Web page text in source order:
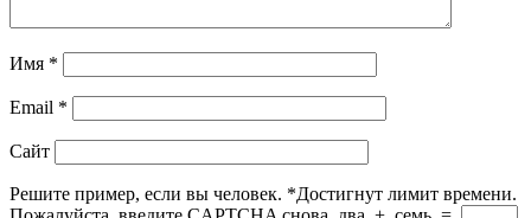
Имя *
Email *
Сайт
Решите пример, если вы человек. *Достигнут лимит времени.